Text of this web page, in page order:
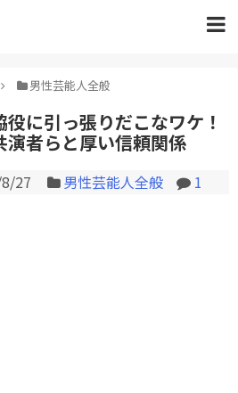
男性芸能人全般
に引っ張りだこなワケ！
者らと厚い信頼関係
27 男性芸能人全般 1